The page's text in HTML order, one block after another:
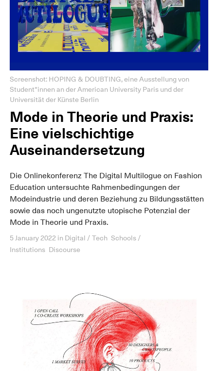
Screenshot: HOPING & DOUBTING, eine Ausstellung von
Student*innen an der American University Paris und der
Universität der Künste Berlin
Mode in Theorie und Praxis:
Eine vielschichtige
Auseinandersetzung
Die Onlinekonferenz The Digital Multilogue on Fashion
Education untersuchte Rahmenbedingungen der
Modeindustrie und deren Beziehung zu Bildungsstätten
sowie das noch ungenutzte utopische Potenzial der
Mode in Theorie und Praxis.
5 January 2022 in Digital / Tech Schools /
Institutions Discourse